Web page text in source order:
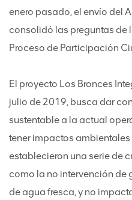
enero pasado, el envío del
consolidó las preguntas de
Proceso de Participación
El proyecto Los Bronces
julio de 2019, busca dar
sustentable a la actual
tener impactos
establecieron una serie de
como la no intervención de
de agua fresca, y no